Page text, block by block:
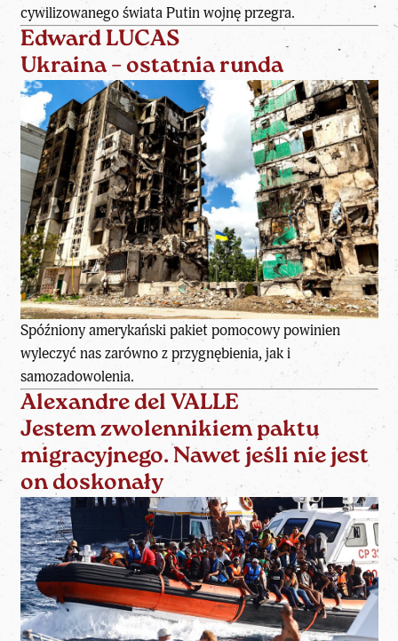
cywilizowanego świata Putin wojnę przegra.
Edward LUCAS
Ukraina – ostatnia runda
Spóźniony amerykański pakiet pomocowy powinien
wyleczyć nas zarówno z przygnębienia, jak i
samozadowolenia.
Alexandre del VALLE
Jestem zwolennikiem paktu
migracyjnego. Nawet jeśli nie jest
on doskonały